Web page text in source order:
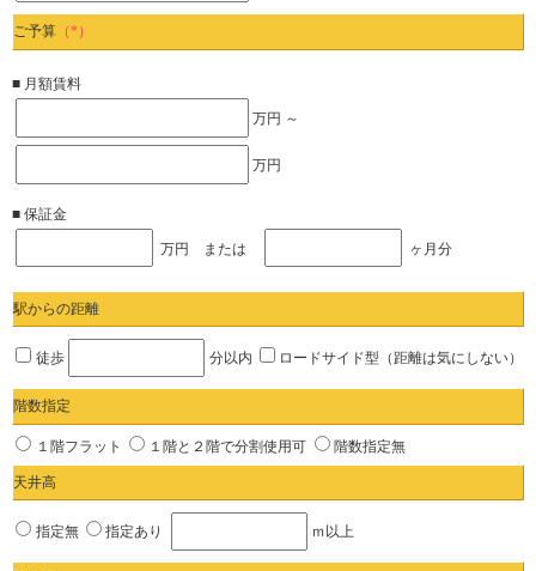
ご予算 （*）
■ 月額賃料
万円 ～
万円
■ 保証金
万円 または ヶ月分
駅からの距離
徒歩 分以内 ロードサイド型（距離は気にしない）
階数指定
１階フラット １階と２階で分割使用可 階数指定無
天井高
指定無 指定あり ｍ以上